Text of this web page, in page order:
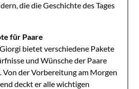
die die Geschichte des Tages
für Paare
bietet verschiedene Pakete
und Wünsche der Paare
Von der Vorbereitung am Morgen
deckt er alle wichtigen